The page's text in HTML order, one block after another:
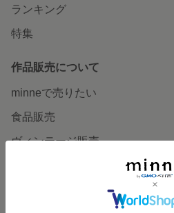
ランキング
特集
作品販売について
minneで売りたい
食品販売
ヴィンテージ販売